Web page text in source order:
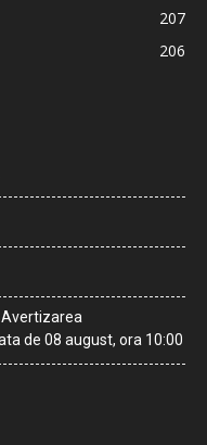
207
206
Avertizarea
de 08 august, ora 10:00